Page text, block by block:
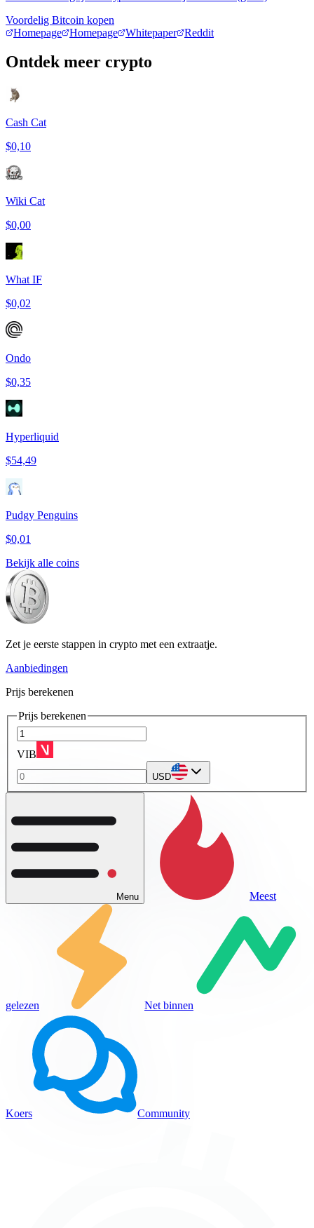
Voordelig Bitcoin kopen
Homepage
Homepage Whitepaper Reddit
Ontdek meer crypto
Cash Cat
$0,10
Wiki Cat
$0,00
What IF
$0,02
Ondo
$0,35
Hyperliquid
$54,49
Pudgy Penguins
$0,01
Bekijk alle coins
Zet je eerste stappen in crypto met een extraatje.
Aanbiedingen
Prijs berekenen
Prijs berekenen
VIB
USD
Menu Meest
gelezen Net binnen
Koers Community